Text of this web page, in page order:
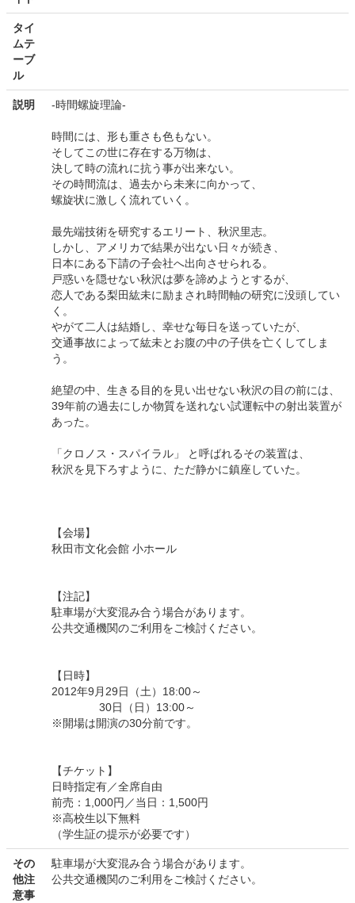
タイ
ムテ
ーブ
ル
説明 -時間螺旋理論-
時間には、形も重さも色もない。
そしてこの世に存在する万物は、
決して時の流れに抗う事が出来ない。
その時間流は、過去から未来に向かって、
螺旋状に激しく流れていく。
最先端技術を研究するエリート、秋沢里志。
しかし、アメリカで結果が出ない日々が続き、
日本にある下請の子会社へ出向させられる。
戸惑いを隠せない秋沢は夢を諦めようとするが、
恋人である梨田紘未に励まされ時間軸の研究に没頭してい
く。
やがて二人は結婚し、幸せな毎日を送っていたが、
交通事故によって紘未とお腹の中の子供を亡くしてしま
う。
絶望の中、生きる目的を見い出せない秋沢の目の前には、
39年前の過去にしか物質を送れない試運転中の射出装置が
あった。
「クロノス・スパイラル」 と呼ばれるその装置は、
秋沢を見下ろすように、ただ静かに鎮座していた。
【会場】
秋田市文化会館 小ホール
【注記】
駐車場が大変混み合う場合があります。
公共交通機関のご利用をご検討ください。
【日時】
2012年9月29日（土）18:00～
30日（日）13:00～
※開場は開演の30分前です。
【チケット】
日時指定有／全席自由
前売：1,000円／当日：1,500円
※高校生以下無料
（学生証の提示が必要です）
その
他注
意事
駐車場が大変混み合う場合があります。
公共交通機関のご利用をご検討ください。